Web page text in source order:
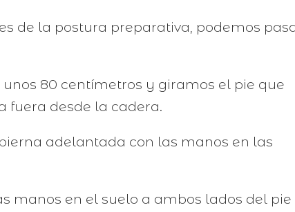
de la postura preparativa, podemos
80 centímetros y giramos el pie que
fuera desde la cadera.
adelantada con las manos en las
manos en el suelo a ambos lados del pie